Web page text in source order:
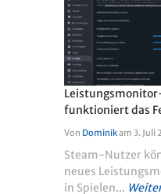
funktioniert das
Von Dominikam 3. Juli
Steam-Nutzer
neues
in Spielen...